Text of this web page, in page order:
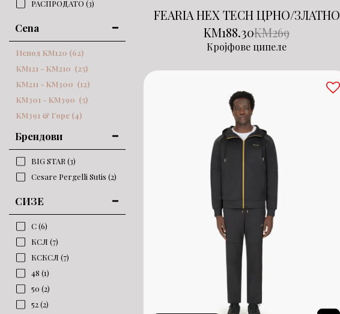
Cena
Испод KM120 (62)
KM121 - KM210 (25)
KM211 - KM300 (12)
KM301 - KM390 (5)
KM391 & Горе (4)
Брендови
BIG STAR (3)
Cesare Pergelli Sutis (2)
СИЗЕ
С(6)
КСЛ (7)
КСКСЛ (7)
48 (1)
50 (2)
52(2)
РАСПРОДАТО (3)
FEARIA HEX TECH ЦРНО/ЗЛАТНО
KM269
KM188.30
Кројфове ципеле